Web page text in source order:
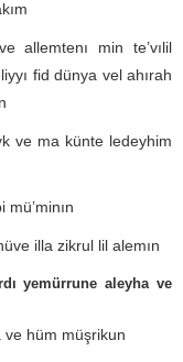
allemtenı min te’vılil
fid dünya vel ahırah
ve ma künte ledeyhim
illa zikrul lil alemın
yemürrune aleyha ve
ve hüm müşrikun